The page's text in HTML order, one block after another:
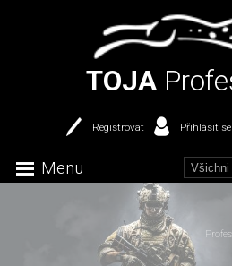
TOJA
Registrovat Přihlásit se
Menu